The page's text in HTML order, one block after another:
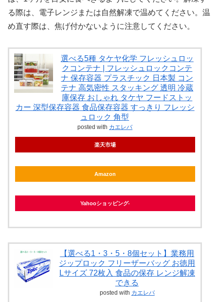
る際は、電子レンジまたは自然解凍で温めてください。温
め直す際は、焦げ付かないように注意してください。
選べる5種 タケヤ化学 フレッシュロッ
クコンテナ | フレッシュロックコンテ
ナ 保存容器 プラスチック 日本製 コン
テナ 高気密性 スタッキング 透明 冷蔵
庫保存 おしゃれ タケヤ フードストッ
カー 深型保存容器 食品保存容器 すっきり フレッシ
ュロック 角型
posted with カエレバ
楽天市場
Amazon
Yahooショッピング
【選べる1・3・5・8個セット】業務用
ジップロック フリーザーバッグ お徳用
Lサイズ 72枚入 食品の保存 レンジ解凍
できる
posted with カエレバ